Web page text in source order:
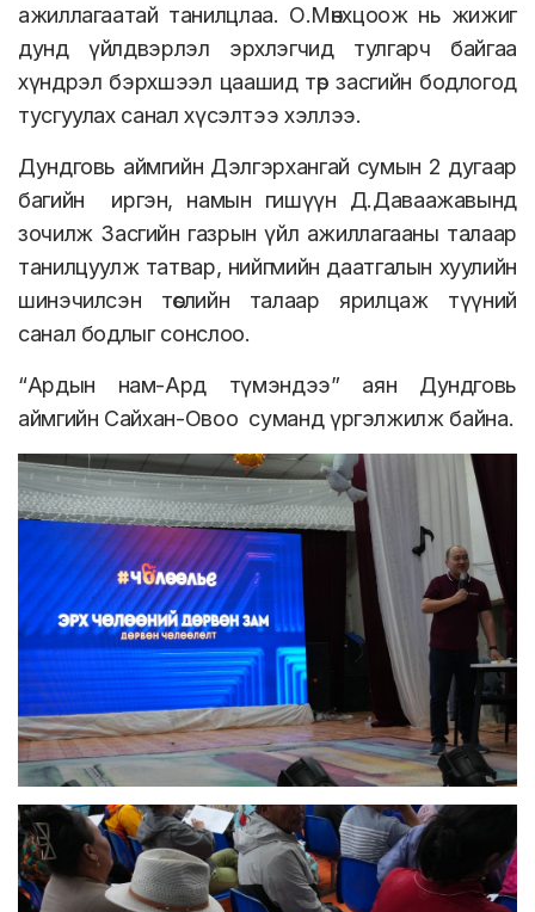
ажиллагаатай танилцлаа. О.Мөнхцоож нь жижиг
дунд үйлдвэрлэл эрхлэгчид тулгарч байгаа
хүндрэл бэрхшээл цаашид төр засгийн бодлогод
тусгуулах санал хүсэлтээ хэллээ.
Дундговь аймгийн Дэлгэрхангай сумын 2 дугаар
багийн иргэн, намын гишүүн Д.Даваажавынд
зочилж Засгийн газрын үйл ажиллагааны талаар
танилцуулж татвар, нийгмийн даатгалын хуулийн
шинэчилсэн төслийн талаар ярилцаж түүний
санал бодлыг сонслоо.
“Ардын нам-Ард түмэндээ” аян Дундговь
аймгийн Сайхан-Овоо суманд үргэлжилж байна.